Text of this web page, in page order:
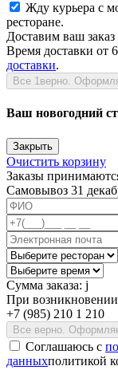
Жду курьера с
ресторане.
Доставим ваш заказ
Время доставки от
доставки.
Все 1верно.
Ваш новогодний
Закрыть
Очистить корзину
Заказы
Самовывоз 31
Сумма заказа: j
При
+7 (985) 210 1 210
Все верно.
Соглашаюсь c
данныхполитикой